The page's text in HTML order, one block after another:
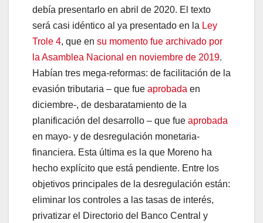
debía presentarlo en abril de 2020. El texto
será casi idéntico al ya presentado en la Ley
Trole 4, que en su momento fue archivado por
la Asamblea Nacional en noviembre de 2019.
Habían tres mega-reformas: de facilitación de la
evasión tributaria – que fue aprobada en
diciembre-, de desbaratamiento de la
planificación del desarrollo – que fue aprobada
en mayo- y de desregulación monetaria-
financiera. Esta última es la que Moreno ha
hecho explícito que está pendiente. Entre los
objetivos principales de la desregulación están:
eliminar los controles a las tasas de interés,
privatizar el Directorio del Banco Central y